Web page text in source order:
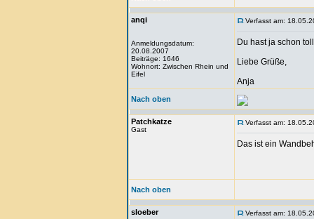
anqi
Anmeldungsdatum:
20.08.2007
Beiträge: 1646
Wohnort: Zwischen Rhein und
Eifel
Verfasst am:
Du hast ja schon
Liebe Grüße,
Anja
Nach oben
Patchkatze
Gast
Verfasst am:
Das ist ein
Nach oben
sloeber Verfasst am: